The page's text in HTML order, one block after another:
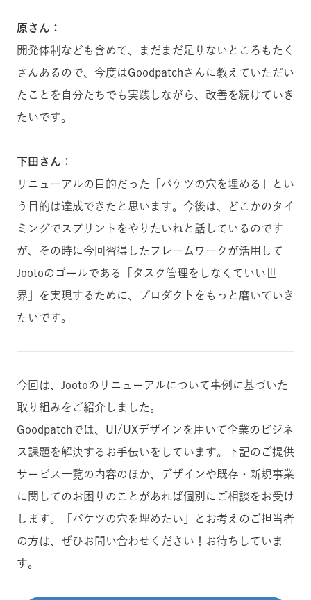
原さん：
開発体制なども含めて、まだまだ足りないところもたく
さんあるので、今度はGoodpatchさんに教えていただい
たことを自分たちでも実践しながら、改善を続けていき
たいです。
下田さん：
リニューアルの目的だった「バケツの穴を埋める」とい
う目的は達成できたと思います。今後は、どこかのタイ
ミングでスプリントをやりたいねと話しているのです
が、その時に今回習得したフレームワークが活用して
Jootoのゴールである「タスク管理をしなくていい世
界」を実現するために、プロダクトをもっと磨いていき
たいです。
今回は、Jootoのリニューアルについて事例に基づいた
取り組みをご紹介しました。
Goodpatchでは、UI/UXデザインを用いて企業のビジネ
ス課題を解決するお手伝いをしています。下記のご提供
サービス一覧の内容のほか、デザインや既存・新規事業
に関してのお困りのことがあれば個別にご相談をお受け
します。「バケツの穴を埋めたい」とお考えのご担当者
の方は、ぜひお問い合わせください！お待ちしていま
す。